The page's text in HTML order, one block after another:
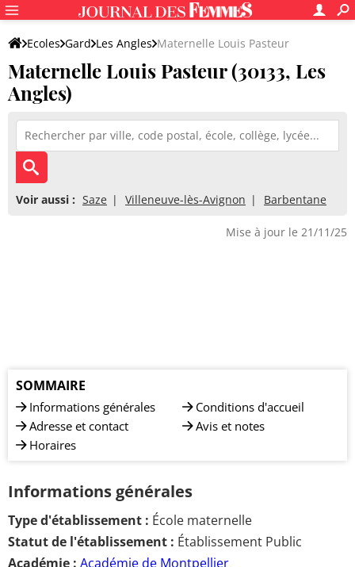
Ecoles Gard Les Angles Maternelle Louis Pasteur
Maternelle Louis Pasteur (30133, Les
Angles)
Voir aussi : Saze Villeneuve-lès-Avignon Barbentane
Mise à jour le 21/11/25
SOMMAIRE
Informations générales
Adresse et contact
Horaires
Conditions d'accueil
Avis et notes
Informations générales
Type d'établissement : École maternelle
Statut de l'établissement : Établissement Public
Académie : Académie de Montpellier